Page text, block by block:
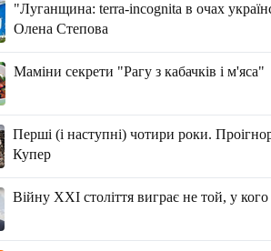
"Луганщина: terra-incognita в очах
Олена Степова
Маміни секрети "Рагу з кабачків і м'яса"
Перші (і наступні) чотири роки.
Купер
Війну XXI століття виграє не той, у кого